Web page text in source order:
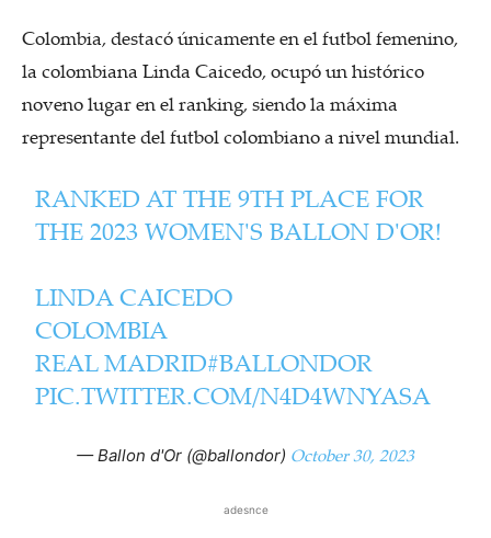
Colombia, destacó únicamente en el futbol femenino,
la colombiana Linda Caicedo, ocupó un histórico
noveno lugar en el ranking, siendo la máxima
representante del futbol colombiano a nivel mundial.
RANKED AT THE 9TH PLACE FOR
THE 2023 WOMEN'S BALLON D'OR!
LINDA CAICEDO
COLOMBIA
REAL MADRID#BALLONDOR
PIC.TWITTER.COM/N4D4WNYASA
— Ballon d'Or (@ballondor) October 30, 2023
adesnce